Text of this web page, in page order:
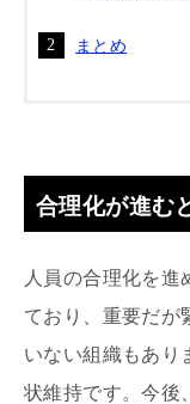
まとめ
合理化が進む
人員の合理化を進
ており、重要だが
いない組織もあり
状維持です。今後